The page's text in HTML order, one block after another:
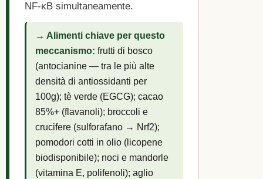
NF-κB simultaneamente.
→ Alimenti chiave per questo
meccanismo: frutti di bosco
(antocianine — tra le più alte
densità di antiossidanti per
100g); tè verde (EGCG); cacao
85%+ (flavanoli); broccoli e
crucifere (sulforafano → Nrf2);
pomodori cotti in olio (licopene
biodisponibile); noci e mandorle
(vitamina E, polifenoli); aglio